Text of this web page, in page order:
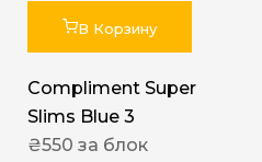
В Корзину
Compliment Super
Slims Blue 3
₴550 за блок